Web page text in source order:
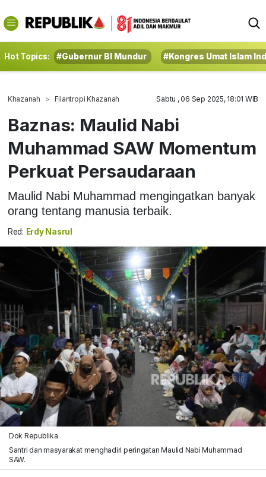
Hot Topics: #Gubernur BI Mundur #Kongres Umat Islam
Khazanah Filantropi Khazanah Sabtu , 06 Sep 2025, 18:01 WIB
Baznas: Maulid Nabi
Muhammad SAW Momentum
Perkuat Persaudaraan
Maulid Nabi Muhammad mengingatkan banyak
orang tentang manusia terbaik.
Red: Erdy Nasrul
Dok Republika
Santri dan masyarakat menghadiri peringatan Maulid Nabi Muhammad
SAW.